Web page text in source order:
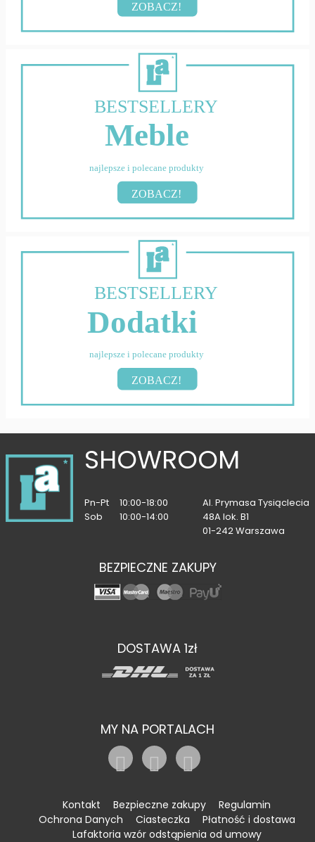
ZOBACZ!
BESTSELLERY
Meble
najlepsze i polecane produkty
ZOBACZ!
BESTSELLERY
Dodatki
najlepsze i polecane produkty
ZOBACZ!
SHOWROOM
Pn-Pt
10:00-18:00
Sob
10:00-14:00
Al. Prymasa Tysiąclecia
48A lok. B1
01-242 Warszawa
BEZPIECZNE ZAKUPY
DOSTAWA 1zł
MY NA PORTALACH
Kontakt Bezpieczne zakupy
Regulamin
Ochrona Danych
Ciasteczka
Płatność i dostawa
Lafaktoria wzór odstąpienia od umowy